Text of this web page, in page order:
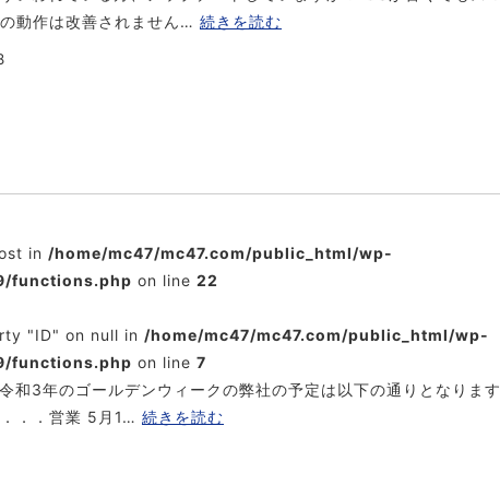
動作は改善されません… 続きを読む
in /home/mc47/mc47.com/public_html/wp-
functions.php on line 22
"ID" on null in /home/mc47/mc47.com/public_html/wp-
functions.php on line 7
和3年のゴールデンウィークの弊社の予定は以下の通りとなりま
．．営業 5月1… 続きを読む